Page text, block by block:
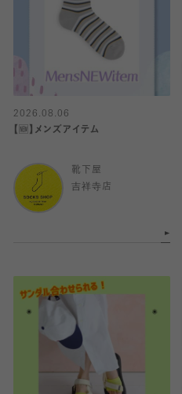
2026.08.06
【🆕】メンズアイテム
靴下屋
吉祥寺店